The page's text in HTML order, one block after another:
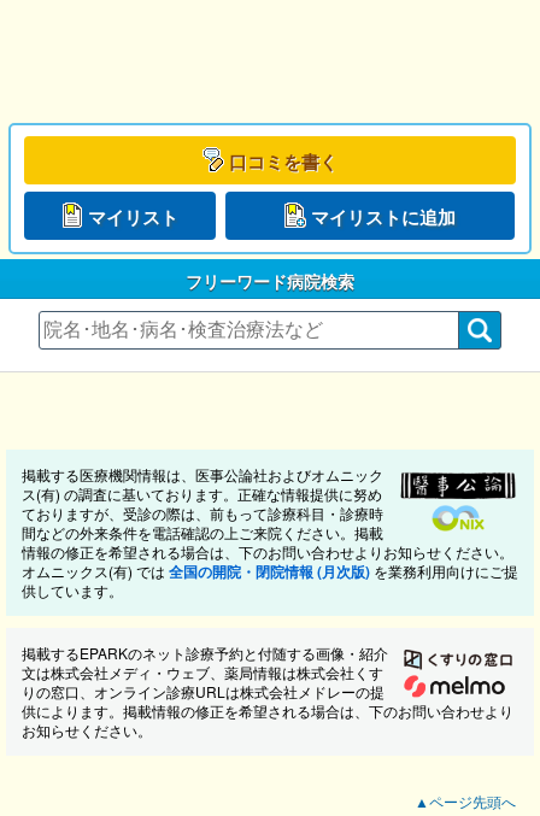
口コミを書く
マイリスト マイリストに追加
フリーワード病院検索
掲載する医療機関情報は、医事公論社およびオムニック
ス(有) の調査に基いております。正確な情報提供に努め
ておりますが、受診の際は、前もって診療科目・診療時
間などの外来条件を電話確認の上ご来院ください。掲載
情報の修正を希望される場合は、下のお問い合わせよりお知らせください。
オムニックス(有) では 全国の開院・閉院情報 (月次版) を業務利用向けにご提
供しています。
掲載するEPARKのネット診療予約と付随する画像・紹介
文は株式会社メディ・ウェブ、薬局情報は株式会社くす
りの窓口、オンライン診療URLは株式会社メドレーの提
供によります。掲載情報の修正を希望される場合は、下のお問い合わせより
お知らせください。
▲ページ先頭へ